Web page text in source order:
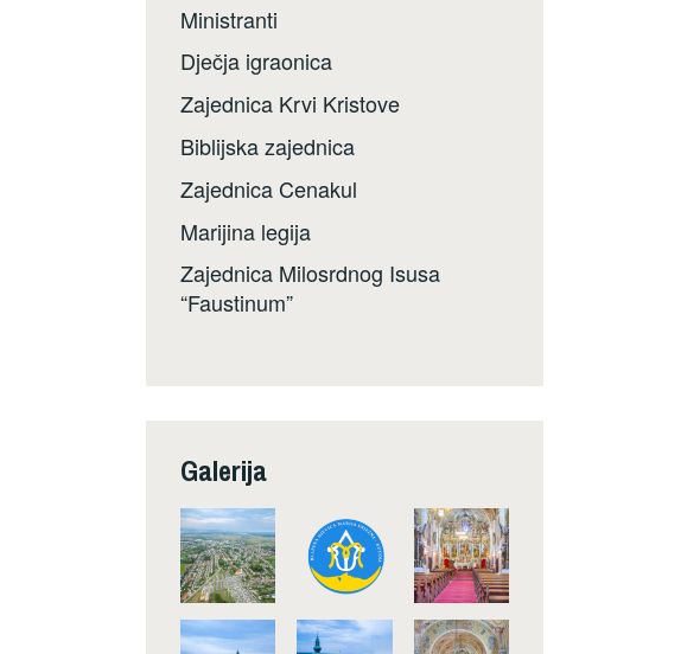
Ministranti
Dječja igraonica
Zajednica Krvi Kristove
Biblijska zajednica
Zajednica Cenakul
Marijina legija
Zajednica Milosrdnog Isusa
“Faustinum”
Galerija